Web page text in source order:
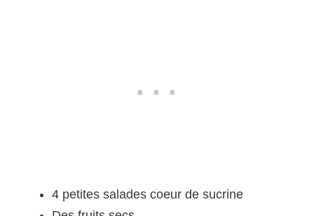
4 petites salades coeur de sucrine